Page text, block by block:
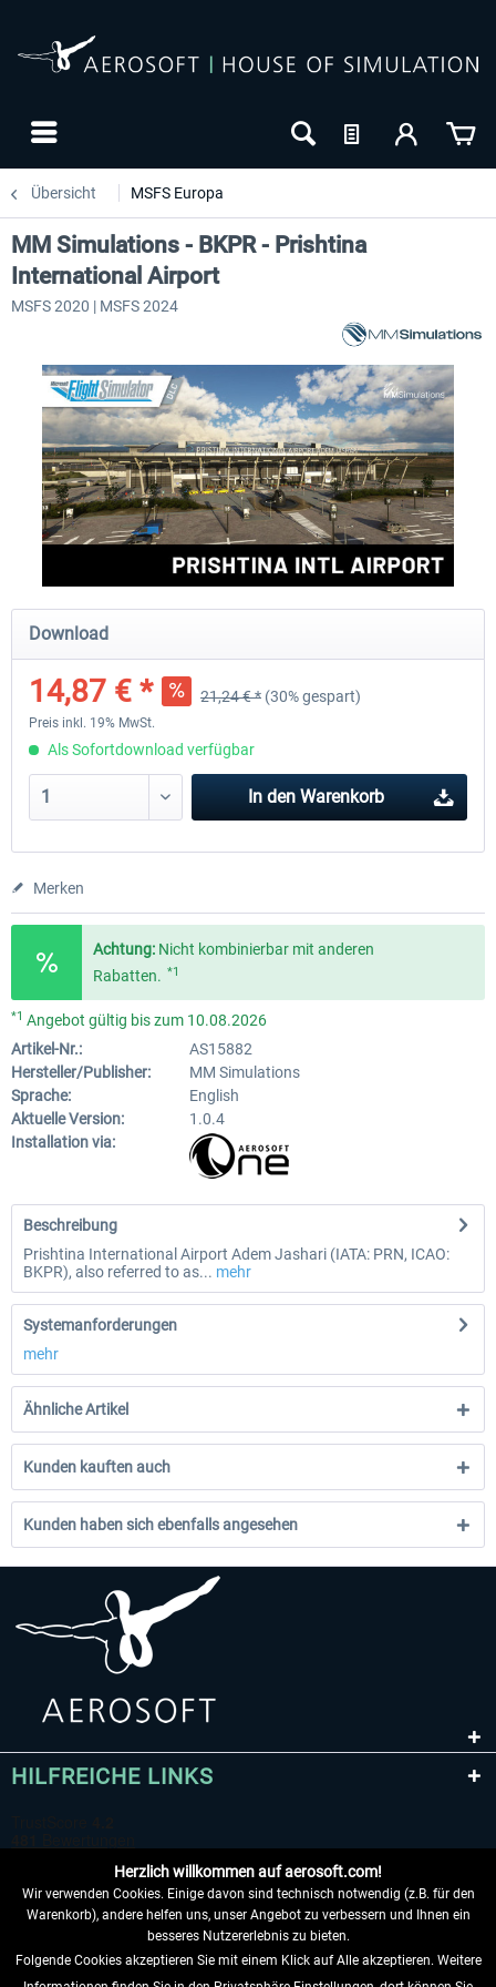
Übersicht MSFS Europa
Aerosoft Mega Airport Brüssel Aerosoft Airport Köln/
MM Simulations - BKPR - Prishtina
International Airport
MSFS 2020 | MSFS 2024
Download
14,87 € * 21,24 € * (30% gespart)
Preis inkl. 19% MwSt.
Als Sofortdownload verfügbar
In den Warenkorb
Merken
Achtung: Nicht kombinierbar mit anderen
Rabatten. *1
*1 Angebot gültig bis zum 10.08.2026
Artikel-Nr.:
AS15882
Hersteller/Publisher:
MM Simulations
Sprache:
English
Aktuelle Version:
1.0.4
Installation via:
Beschreibung
Prishtina International Airport Adem Jashari (IATA: PRN, ICAO:
BKPR), also referred to as... mehr
Systemanforderungen
mehr
Ähnliche Artikel
Kunden kauften auch
Kunden haben sich ebenfalls angesehen
HILFREICHE LINKS
VERTRAG WIDERRUFEN
Herzlich willkommen auf aerosoft.com!
Wir verwenden Cookies. Einige davon sind technisch notwendig (z.B. für den
Warenkorb), andere helfen uns, unser Angebot zu verbessern und Ihnen ein
besseres Nutzererlebnis zu bieten.
Folgende Cookies akzeptieren Sie mit einem Klick auf Alle akzeptieren. Weitere